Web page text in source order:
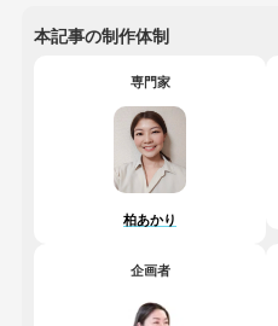
本記事の制作体制
専門家
柏あかり
企画者